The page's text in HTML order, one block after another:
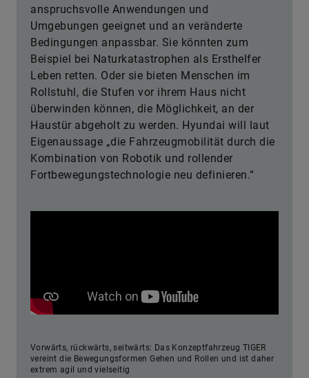
anspruchsvolle Anwendungen und
Umgebungen geeignet und an veränderte
Bedingungen anpassbar. Sie könnten zum
Beispiel bei Naturkatastrophen als Ersthelfer
Leben retten. Oder sie bieten Menschen im
Rollstuhl, die Stufen vor ihrem Haus nicht
überwinden können, die Möglichkeit, an der
Haustür abgeholt zu werden. Hyundai will laut
Eigenaussage „die Fahrzeugmobilität durch die
Kombination von Robotik und rollender
Fortbewegungstechnologie neu definieren.“
Vorwärts, rückwärts, seitwärts: Das Konzeptfahrzeug TIGER
vereint die Bewegungsformen Gehen und Rollen und ist daher
extrem agil und vielseitig